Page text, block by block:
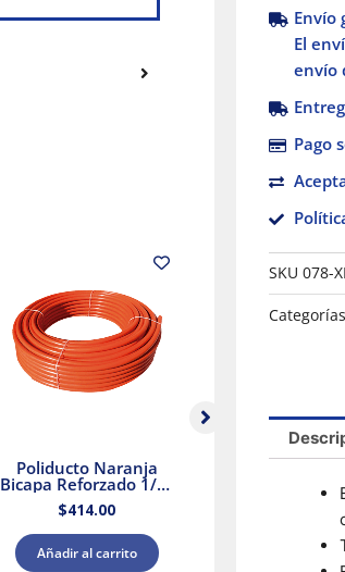
Poliducto Naranja
Bicapa Reforzado 1/2″
100 mts.
$414.00
Añadir al carrito
cuadrada E27
Dexson
Añadir al
Envío
El
envío
Pago
SKU 078-
Categorías